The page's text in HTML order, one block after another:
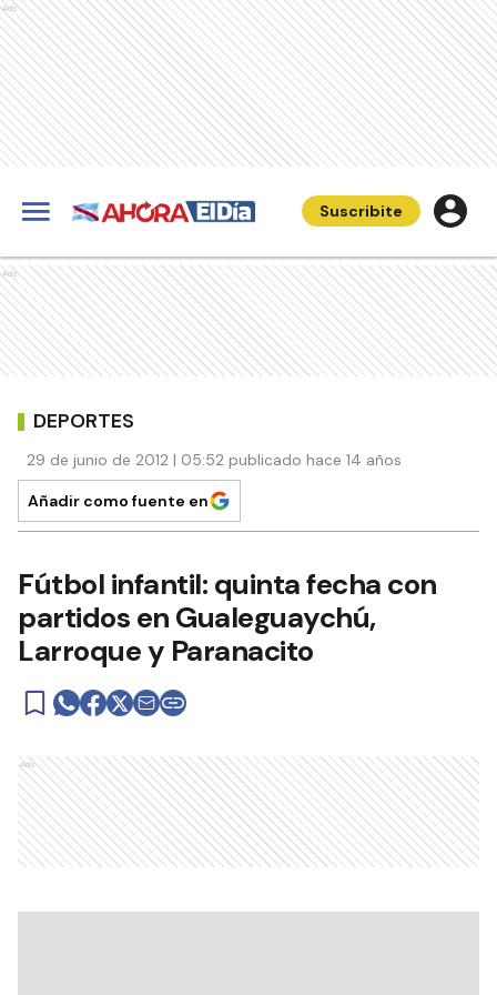
Ads
Suscribite
Ads
DEPORTES
29 de junio de 2012 | 05:52 publicado hace 14 años
Añadir como fuente en
Fútbol infantil: quinta fecha con
partidos en Gualeguaychú,
Larroque y Paranacito
Ads